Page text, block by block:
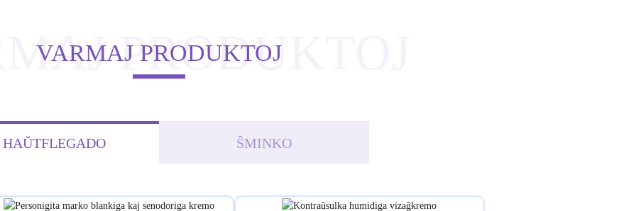
VARMAJ PRODUKTOJ
PRODUKTOJ
HAŬTFLEGADO ŜMINKO